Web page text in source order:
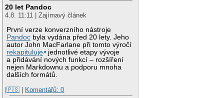
20 let Pandoc
4.8. 11:11 | Zajímavý článek
První verze konverzního nástroje
Pandoc byla vydána před 20 lety. Jeho
autor John MacFarlane při tomto výročí
rekapituluje
jednotlivé etapy vývoje
a přidávání nových funkcí – rozšíření
nejen Markdownu a podporu mnoha
dalších formátů.
|🇵🇸 | Komentářů: 0